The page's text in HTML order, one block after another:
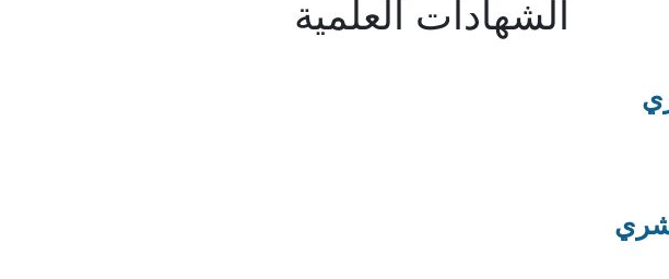
الشهادات العلمية